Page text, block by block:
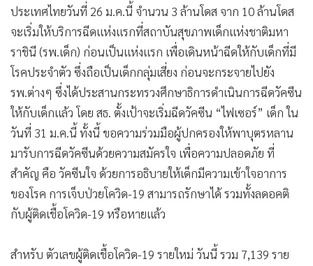
ประเทศไทยวันที่ 26 ม.ค.นี้ จำนวน 3 ล้านโดส จาก 10 ล้านโดส
จะเริ่มให้บริการฉีดแห่งแรกที่สถาบันสุขภาพเด็กแห่งชาติมหา
ราชินี (รพ.เด็ก) ก่อนเป็นแห่งแรก เพื่อเดินหน้าฉีดให้กับเด็กที่มี
โรคประจำตัว ซึ่งถือเป็นเด็กกลุ่มเสี่ยง ก่อนจะกระจายไปยัง
รพ.ต่างๆ ซึ่งได้ประสานกระทรวงศึกษาธิการดำเนินการฉีดวัคซีน
ให้กับเด็กแล้ว โดย สธ. ตั้งเป้าจะเริ่มฉีดวัคซีน “ไฟเซอร์” เด็ก ใน
วันที่ 31 ม.ค.นี้ ทั้งนี้ ขอความร่วมมือผู้ปกครองให้พาบุตรหลาน
มารับการฉีดวัคซีนด้วยความสมัครใจ เพื่อความปลอดภัย ที่
สำคัญ คือ วัคซีนใจ ด้วยการอธิบายให้เด็กมีความเข้าใจอาการ
ของโรค การเจ็บป่วยโควิด-19 สามารถรักษาได้ รวมทั้งลดอคติ
กับผู้ติดเชื้อโควิด-19 หรือหายแล้ว
สำหรับ ตัวเลขผู้ติดเชื้อโควิด-19 รายใหม่ วันนี้ รวม 7,139 ราย